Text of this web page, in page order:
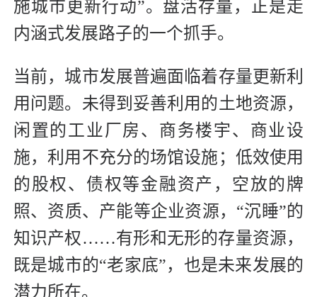
施城市更新行动”。盘活存量，正是走
内涵式发展路子的一个抓手。
当前，城市发展普遍面临着存量更新利
用问题。未得到妥善利用的土地资源，
闲置的工业厂房、商务楼宇、商业设
施，利用不充分的场馆设施；低效使用
的股权、债权等金融资产，空放的牌
照、资质、产能等企业资源，“沉睡”的
知识产权……有形和无形的存量资源，
既是城市的“老家底”，也是未来发展的
潜力所在。